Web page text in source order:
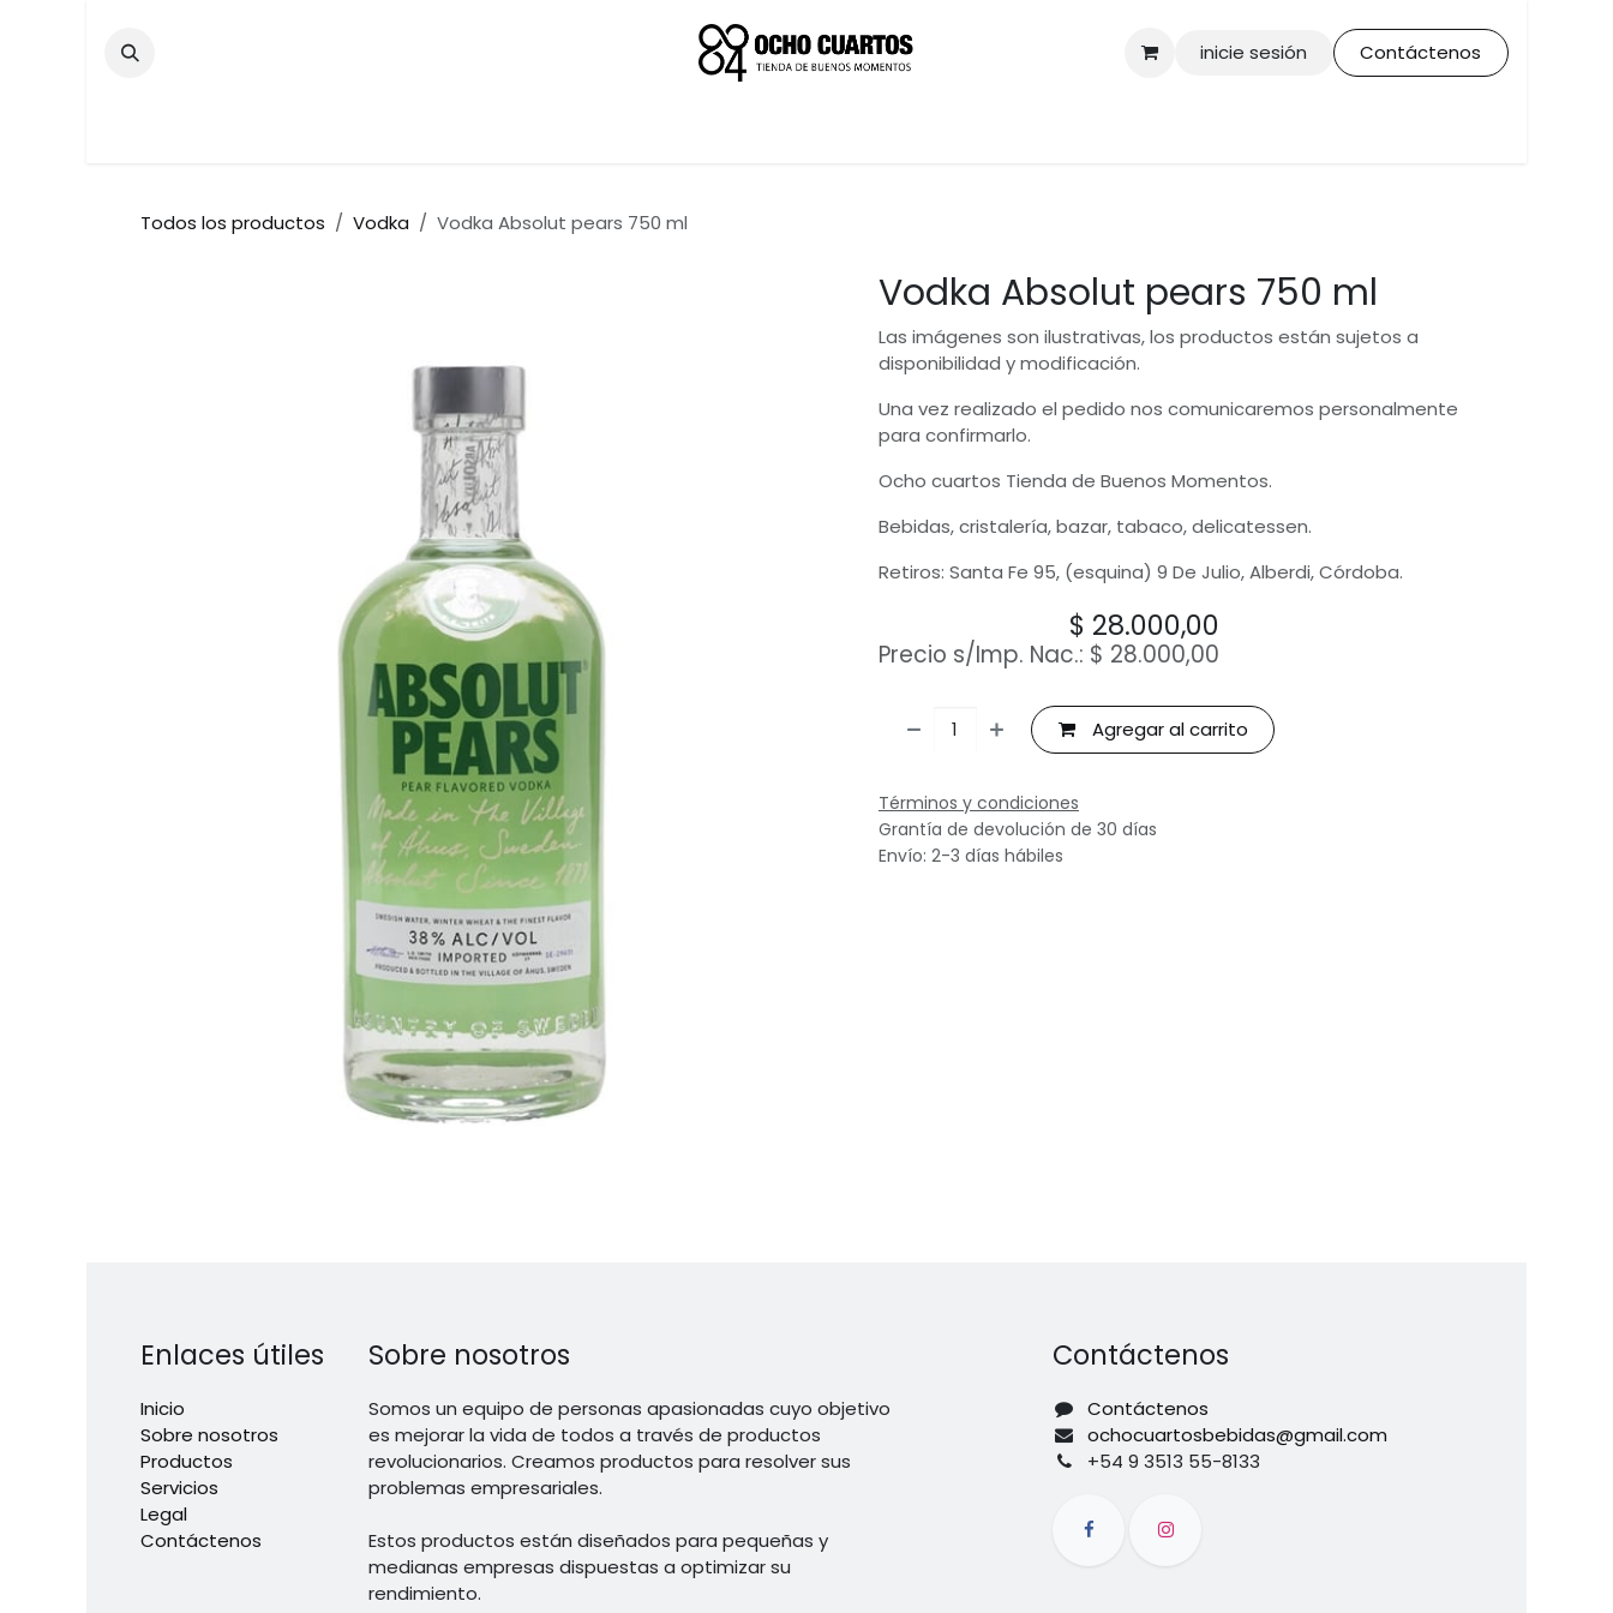
inicie sesión
Contáctenos
Todos los productos Vodka Vodka Absolut pears 750 ml
Vodka Absolut pears 750 ml
Las imágenes son ilustrativas, los productos están sujetos a
disponibilidad y modificación.
Una vez realizado el pedido nos comunicaremos personalmente
para confirmarlo.
Ocho cuartos Tienda de Buenos Momentos.
Bebidas, cristalería, bazar, tabaco, delicatessen.
Retiros: Santa Fe 95, (esquina) 9 De Julio, Alberdi, Córdoba.
$ 28.000,00
Precio s/Imp. Nac.: $ 28.000,00
Agregar al carrito
Términos y condiciones
Grantía de devolución de 30 días
Envío: 2-3 días hábiles
Enlaces útiles
Inicio
Sobre nosotros
Productos
Servicios
Legal
Contáctenos
Sobre nosotros
Somos un equipo de personas apasionadas cuyo objetivo
es mejorar la vida de todos a través de productos
revolucionarios. Creamos productos para resolver sus
problemas empresariales.
Estos productos están diseñados para pequeñas y
medianas empresas dispuestas a optimizar su
rendimiento.
Contáctenos
Contáctenos
ochocuartosbebidas@gmail.com
+54 9 3513 55-8133